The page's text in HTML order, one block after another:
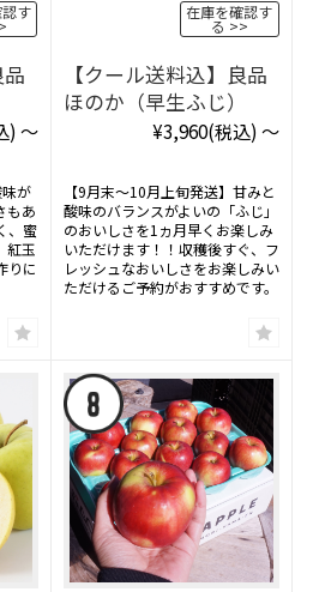
す
品
) ～
味が
もあ
、蜜
紅玉
りに
在庫を確認す
る
【クール送料込】良品
ほのか（早生ふじ）
¥3,960(税込) ～
【9月末〜10月上旬発送】甘みと
酸味のバランスがよいの「ふじ」
のおいしさを1ヵ月早くお楽しみ
いただけます！！収穫後すぐ、フ
レッシュなおいしさをお楽しみい
ただけるご予約がおすすめです。